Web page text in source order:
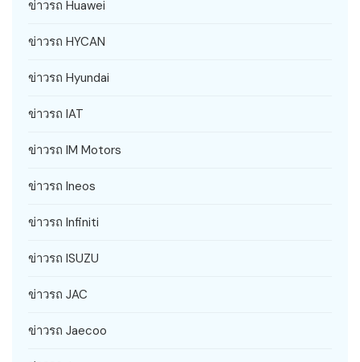
ข่าวรถ Huawei
ข่าวรถ HYCAN
ข่าวรถ Hyundai
ข่าวรถ IAT
ข่าวรถ IM Motors
ข่าวรถ Ineos
ข่าวรถ Infiniti
ข่าวรถ ISUZU
ข่าวรถ JAC
ข่าวรถ Jaecoo